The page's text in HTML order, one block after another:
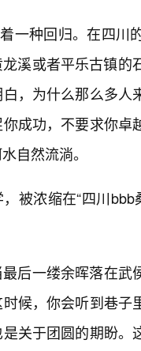
一种回归。在四
溪或者平乐古镇
，为什么那么多
成功，不要求你
自然流淌。
被浓缩在“四川
后一缕余晖落在
候，你会听到巷
关于团圆的期盼